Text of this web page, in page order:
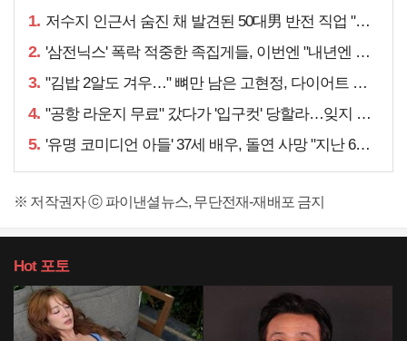
1. 저수지 인근서 숨진 채 발견된 50대男 반전 직업 "얼마 전…"
2. '삼전닉스' 폭락 적중한 족집게들, 이번엔 "내년엔 더욱…"
3. "김밥 2알도 겨우…" 뼈만 남은 고현정, 다이어트 아니라
4. "공항 라운지 무료" 갔다가 '입구컷' 당할라…잊지 말아야 할 것
5. '유명 코미디언 아들' 37세 배우, 돌연 사망 "지난 6월에도…"
※ 저작권자 ⓒ 파이낸셜뉴스, 무단전재-재배포 금지
Hot포토